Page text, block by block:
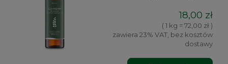
18,00 zł
( 1 kg = 72,00 zł )
zawiera 23% VAT, bez kosztów
dostawy